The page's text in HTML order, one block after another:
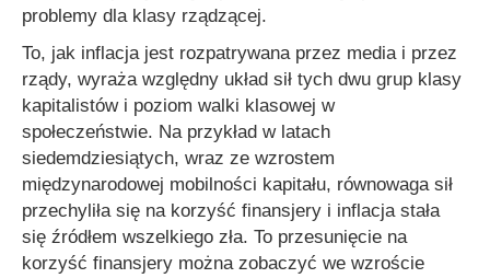
problemy dla klasy rządzącej.
To, jak inflacja jest rozpatrywana przez media i przez
rządy, wyraża względny układ sił tych dwu grup klasy
kapitalistów i poziom walki klasowej w
społeczeństwie. Na przykład w latach
siedemdziesiątych, wraz ze wzrostem
międzynarodowej mobilności kapitału, równowaga sił
przechyliła się na korzyść finansjery i inflacja stała
się źródłem wszelkiego zła. To przesunięcie na
korzyść finansjery można zobaczyć we wzroście